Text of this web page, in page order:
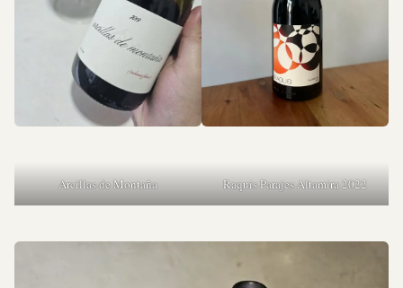
Arcillas de Montaña Raquis Parajes Altamira 2022